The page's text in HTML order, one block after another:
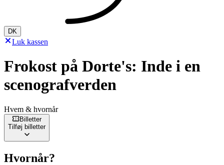
DK
Luk kassen
Frokost på Dorte's: Inde i en
scenografverden
Hvem & hvornår
Billetter
Tilføj billetter
Hvornår?